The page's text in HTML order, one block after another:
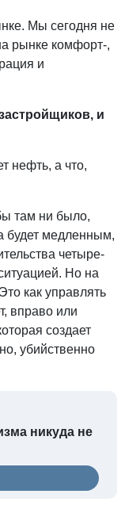
Мы сегодня не
рынке комфорт-,
и
и
нефть, а что,
там ни было,
будет медленным,
четыре-
Но на
как управлять
вправо или
создает
убийственно
никуда не